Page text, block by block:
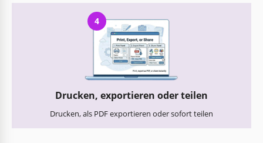
4
Drucken, exportieren oder teilen
Drucken, als PDF exportieren oder sofort teilen